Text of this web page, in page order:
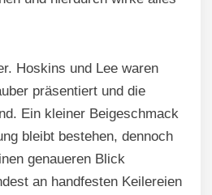
Hoskins und Lee waren
präsentiert und die
Ein kleiner Beigeschmack
bleibt bestehen, dennoch
genaueren Blick
an handfesten Keilereien